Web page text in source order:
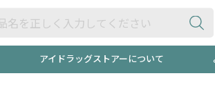
アイドラッグストアーについて